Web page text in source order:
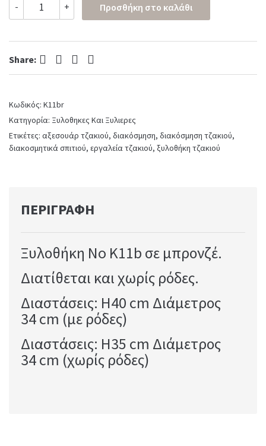
-
K11b
quantity
+ Προσθήκη στο καλάθι
Share: Facebook Twitter Pinterest LinkedIn
Κωδικός: K11br
Κατηγορία: Ξυλοθηκες Και Ξυλιερες
Ετικέτες: αξεσουάρ τζακιού, διακόσμηση, διακόσμηση τζακιού,
διακοσμητικά σπιτιού, εργαλεία τζακιού, ξυλοθήκη τζακιού
ΠΕΡΙΓΡΑΦΉ
Ξυλοθήκη No K11b σε μπρονζέ.
Διατίθεται και χωρίς ρόδες.
Διαστάσεις: H40 cm Διάμετρος
34 cm (με ρόδες)
Διαστάσεις: H35 cm Διάμετρος
34 cm (χωρίς ρόδες)